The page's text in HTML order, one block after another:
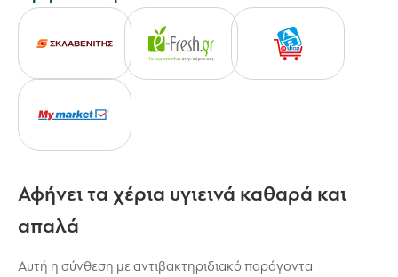
Αφήνει τα χέρια υγιεινά καθαρά και
απαλά
Αυτή η σύνθεση με αντιβακτηριδιακό παράγοντα